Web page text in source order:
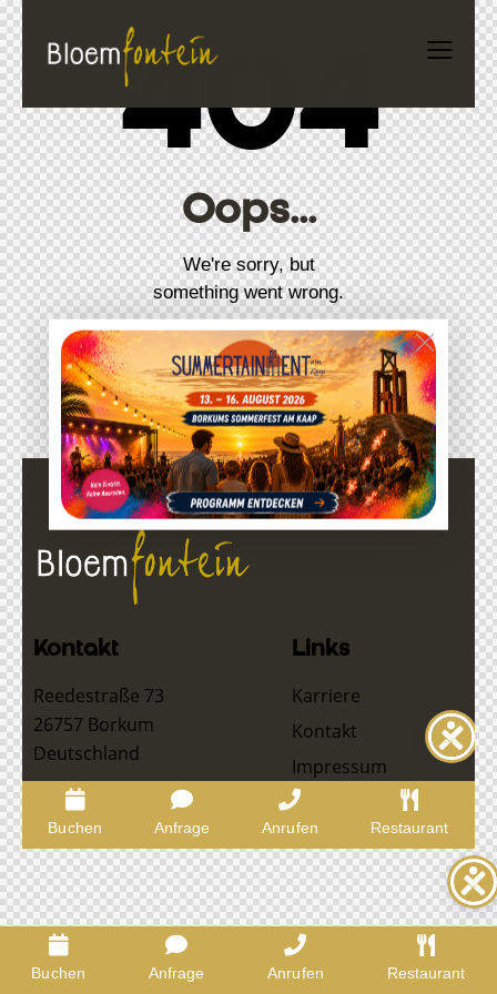
Buchen Anfrage Anrufen Restaurant